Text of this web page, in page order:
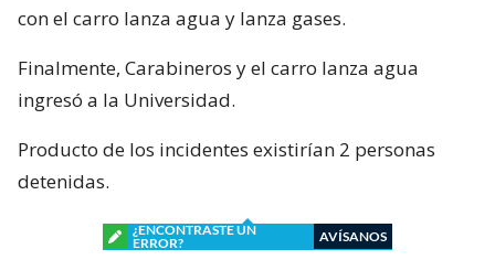
con el carro lanza agua y lanza gases.
Finalmente, Carabineros y el carro lanza agua
ingresó a la Universidad.
Producto de los incidentes existirían 2 personas
detenidas.
¿ENCONTRASTE UN
ERROR?
AVÍSANOS